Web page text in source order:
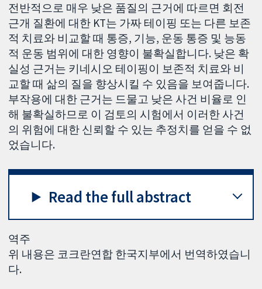
전반적으로 매우 낮은 품질의 근거에 따르면 회전
근개 질환에 대한 KT는 가짜 테이핑 또는 다른 보존
적 치료와 비교할 때 통증, 기능, 운동 통증 및 능동
적 운동 범위에 대한 영향이 불확실합니다. 낮은 확
실성 근거는 키네시오 테이핑이 보존적 치료와 비
교할 때 삶의 질을 향상시킬 수 있음을 보여줍니다.
부작용에 대한 근거는 드물고 낮은 사건 비율로 인
해 불확실하므로 이 검토의 시험에서 이러한 사건
의 위험에 대한 신뢰할 수 있는 추정치를 얻을 수 없
었습니다.
Read the full abstract
역주
위 내용은 코크란연합 한국지부에서 번역하였습니
다.